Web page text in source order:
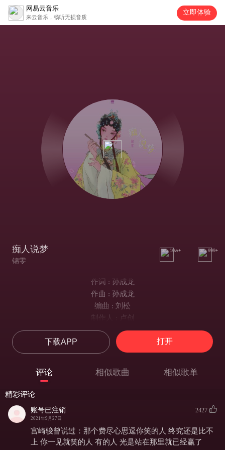
网易云音乐
来云音乐，畅听无损音质
立即体验
痴人说梦
锦零
10w+ 999+
作词 : 孙成龙
作曲 : 孙成龙
编曲 : 刘松
制作人 : 卢创
书案上谈风雨
讲聚散别离
交替的岁月中
千万卷故事里
禁不起 三番四复 梦中醒
搅乱了 五脏六腑 神不定
下载APP 打开
评论 相似歌曲 相似歌单
精彩评论
账号已注销
2021年9月27日
2427
宫崎骏曾说过：那个费尽心思逗你笑的人 终究还是比不
上 你一见就笑的人 有的人 光是站在那里就已经赢了